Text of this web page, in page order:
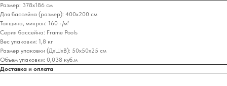
Размер: 378x186 см
Для бассейна (размер): 400х200 см
Толщина, микрон: 160 г/м²
Серия бассейна: Frame Pools
Вес упаковки: 1,8 кг
Размер упаковки (ДхШхВ): 50х50х25 см
Объем упаковки: 0,038 куб.м
Доставка и оплата